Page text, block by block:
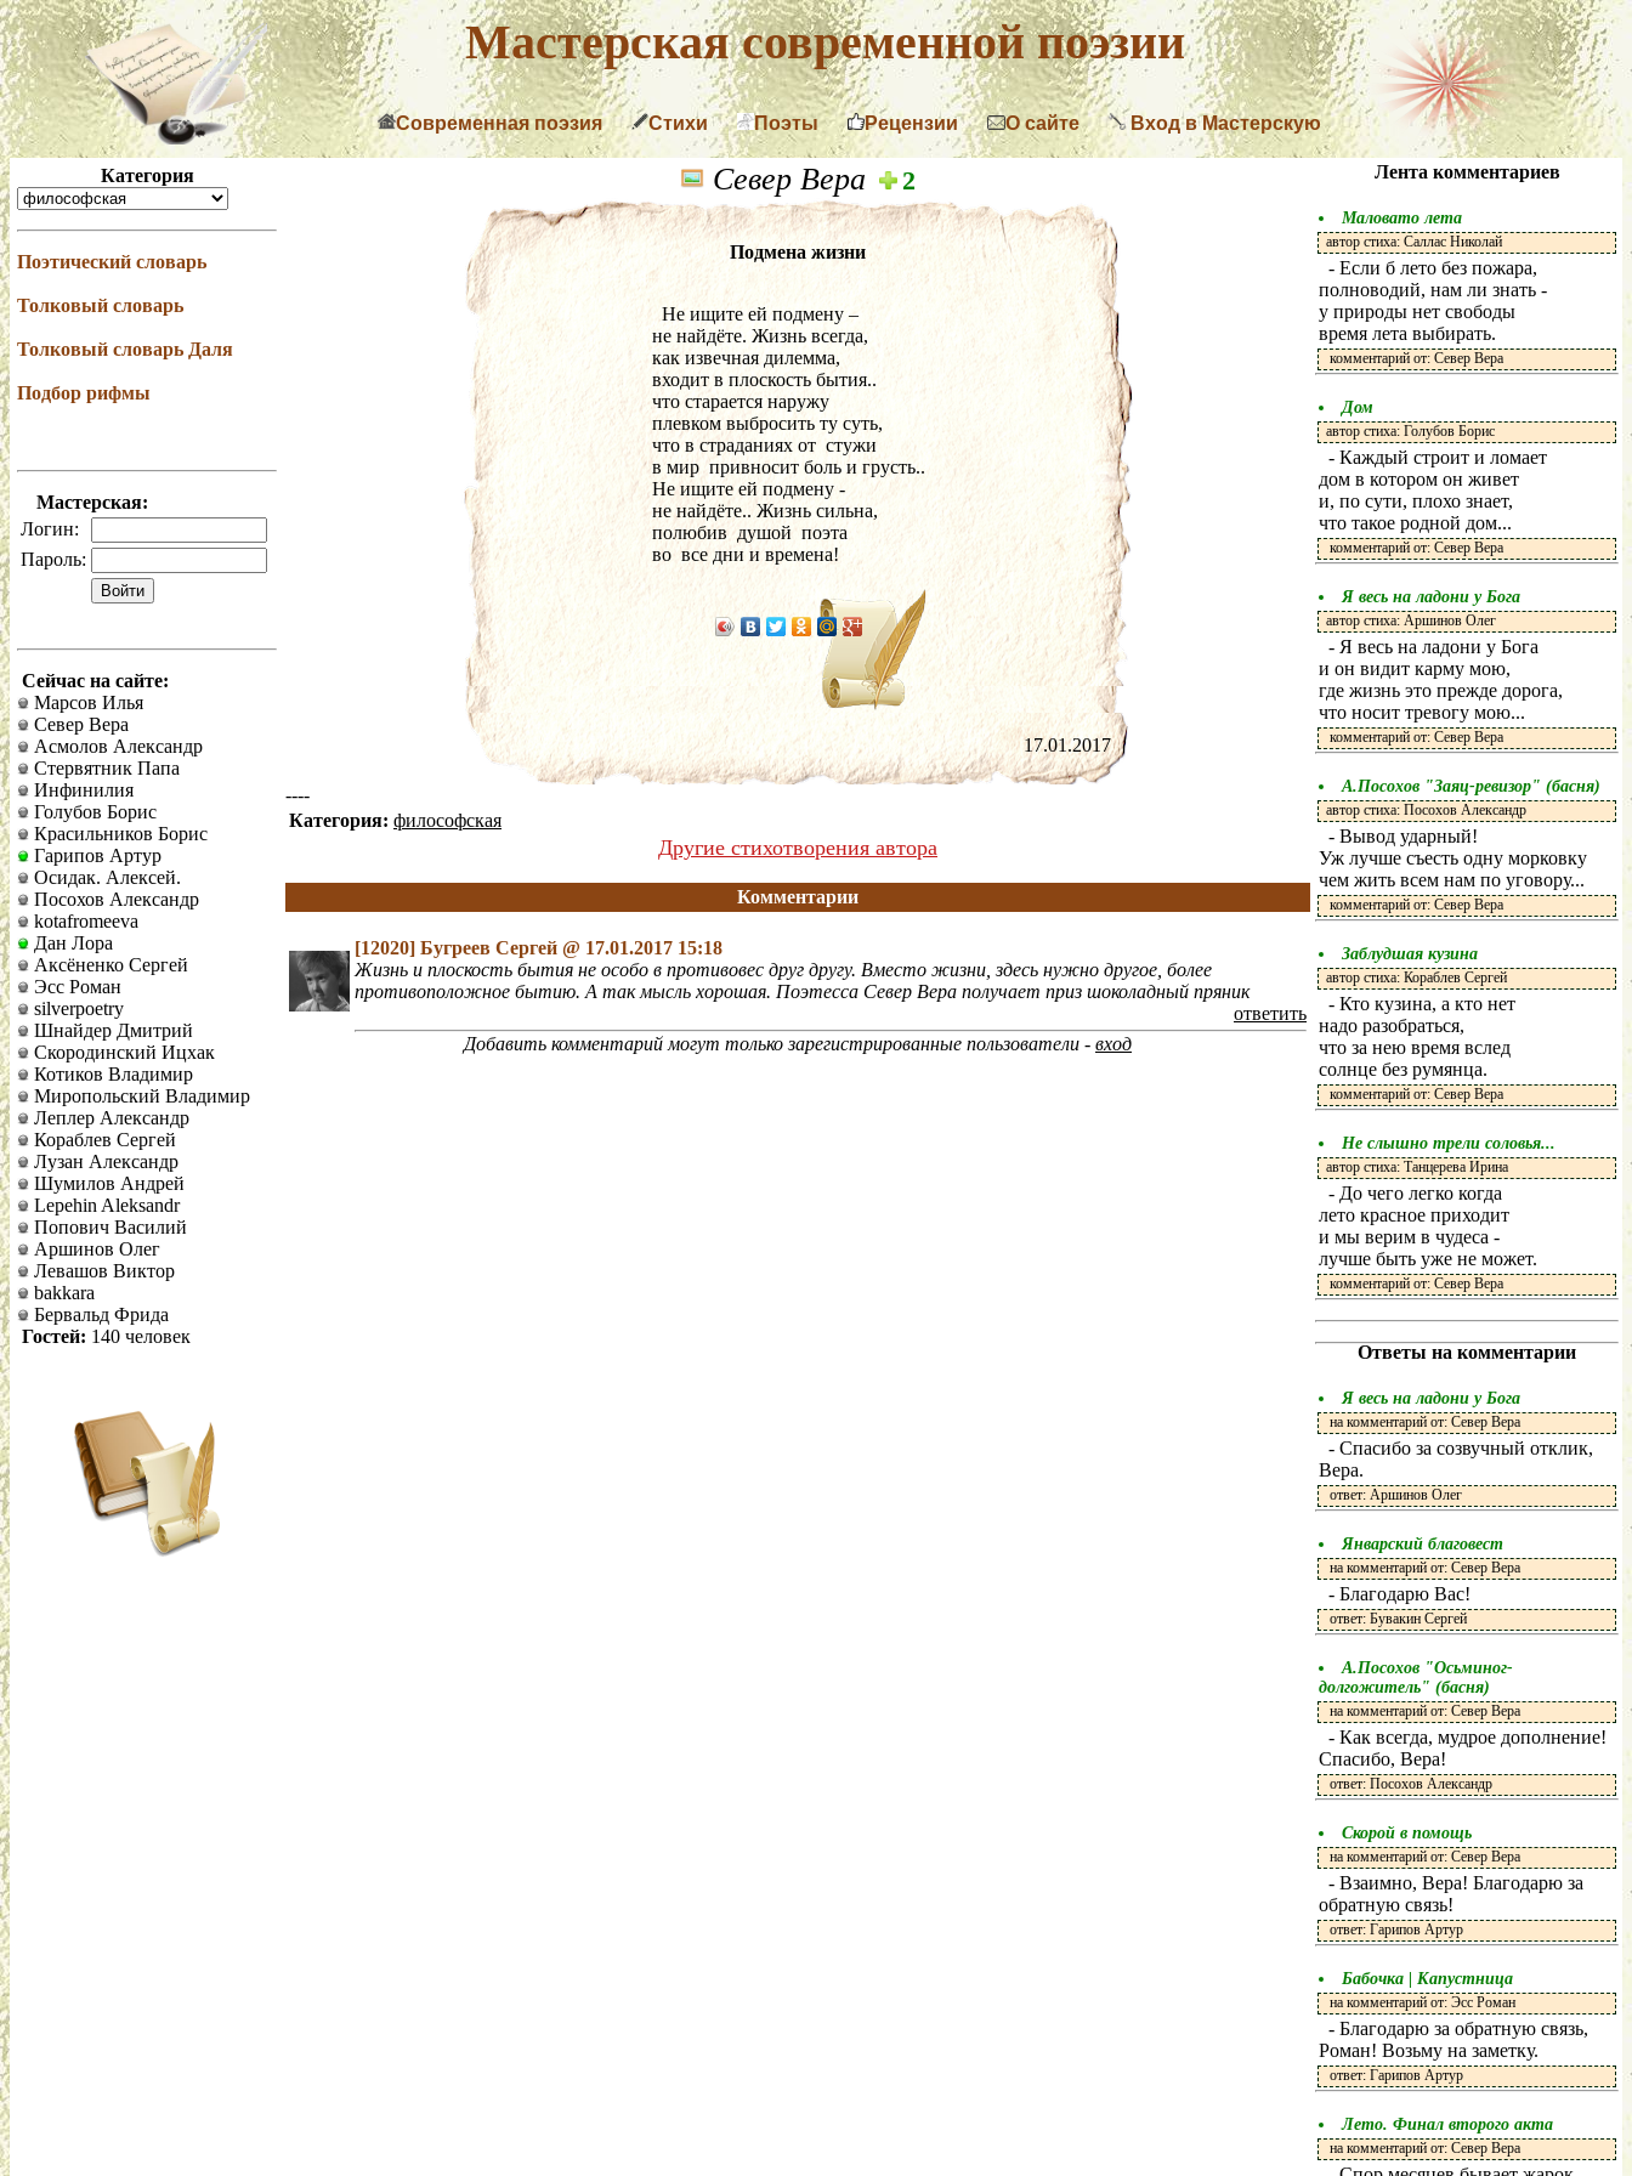
Мастерская современной поэзии
Современная поэзия Стихи Поэты Рецензии О сайте Вход в Мастерскую
Категория
Поэтический словарь
Толковый словарь
Толковый словарь Даля
Подбор рифмы
Мастерская:
Логин:
Пароль:
Сейчас на сайте:
Марсов Илья
Север Вера
Асмолов Александр
Стервятник Папа
Инфинилия
Голубов Борис
Красильников Борис
Гарипов Артур
Осидак. Алексей.
Посохов Александр
kotafromeeva
Дан Лора
Аксёненко Сергей
Эсс Роман
silverpoetry
Шнайдер Дмитрий
Скородинский Ицхак
Котиков Владимир
Миропольский Владимир
Леплер Александр
Кораблев Сергей
Лузан Александр
Шумилов Андрей
Lepehin Aleksandr
Попович Василий
Аршинов Олег
Левашов Виктор
bakkara
Бервальд Фрида
Гостей: 140 человек
Север Вера 2
Подмена жизни
  Не ищите ей подмену –
не найдёте. Жизнь всегда,
как извечная дилемма,
входит в плоскость бытия..
что старается наружу
плевком выбросить ту суть,
что в страданиях от  стужи
в мир  привносит боль и грусть..
Не ищите ей подмену -
не найдёте.. Жизнь сильна,
полюбив  душой  поэта
во  все дни и времена!
17.01.2017
----
Категория: философская
Другие стихотворения автора
Комментарии
[12020] Бугреев Сергей @ 17.01.2017 15:18
Жизнь и плоскость бытия не особо в противовес друг другу. Вместо жизни, здесь нужно другое, более
противоположное бытию. А так мысль хорошая. Поэтесса Север Вера получает приз шоколадный пряник
ответить
Добавить комментарий могут только зарегистрированные пользователи - вход
Лента комментариев
Маловато лета
автор стиха: Саллас Николай
- Если б лето без пожара,
полноводий, нам ли знать -
у природы нет свободы
время лета выбирать.
комментарий от: Север Вера
Дом
автор стиха: Голубов Борис
- Каждый строит и ломает
дом в котором он живет
и, по сути, плохо знает,
что такое родной дом...
комментарий от: Север Вера
Я весь на ладони у Бога
автор стиха: Аршинов Олег
- Я весь на ладони у Бога
и он видит карму мою,
где жизнь это прежде дорога,
что носит тревогу мою...
комментарий от: Север Вера
А.Посохов "Заяц-ревизор" (басня)
автор стиха: Посохов Александр
- Вывод ударный!
Уж лучше съесть одну морковку
чем жить всем нам по уговору...
комментарий от: Север Вера
Заблудшая кузина
автор стиха: Кораблев Сергей
- Кто кузина, а кто нет
надо разобраться,
что за нею время вслед
солнце без румянца.
комментарий от: Север Вера
Не слышно трели соловья...
автор стиха: Танцерева Ирина
- До чего легко когда
лето красное приходит
и мы верим в чудеса -
лучше быть уже не может.
комментарий от: Север Вера
Ответы на комментарии
Я весь на ладони у Бога
на комментарий от: Север Вера
- Спасибо за созвучный отклик,
Вера.
ответ: Аршинов Олег
Январский благовест
на комментарий от: Север Вера
- Благодарю Вас!
ответ: Бувакин Сергей
А.Посохов "Осьминог-
долгожитель" (басня)
на комментарий от: Север Вера
- Как всегда, мудрое дополнение!
Спасибо, Вера!
ответ: Посохов Александр
Скорой в помощь
на комментарий от: Север Вера
- Взаимно, Вера! Благодарю за
обратную связь!
ответ: Гарипов Артур
Бабочка | Капустница
на комментарий от: Эсс Роман
- Благодарю за обратную связь,
Роман! Возьму на заметку.
ответ: Гарипов Артур
Лето. Финал второго акта
на комментарий от: Север Вера